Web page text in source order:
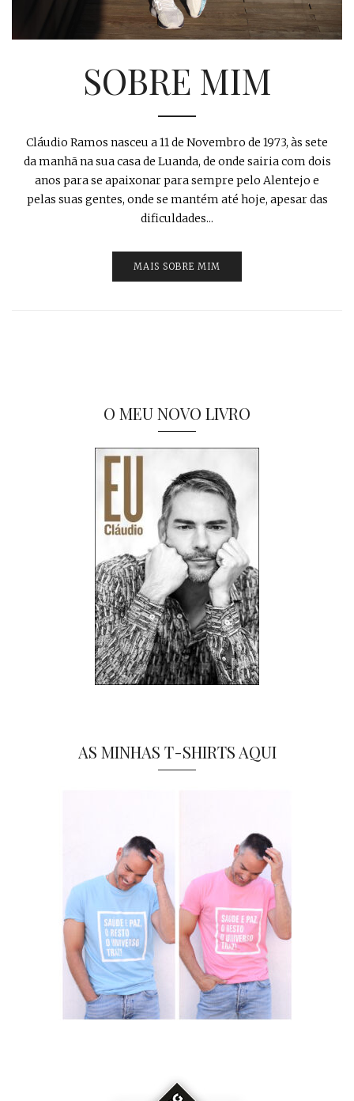
SOBRE MIM
Cláudio Ramos nasceu a 11 de Novembro de 1973, às sete
da manhã na sua casa de Luanda, de onde sairia com dois
anos para se apaixonar para sempre pelo Alentejo e
pelas suas gentes, onde se mantém até hoje, apesar das
dificuldades...
MAIS SOBRE MIM
O MEU NOVO LIVRO
AS MINHAS T-SHIRTS AQUI